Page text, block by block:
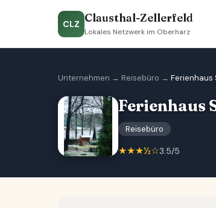
CLZ Clausthal-Zellerfeld
Lokales Netzwerk im Oberharz
Unternehmen → Reisebüro → Ferienhaus
Ferienhaus
Reisebüro
★★★½☆3.5/5